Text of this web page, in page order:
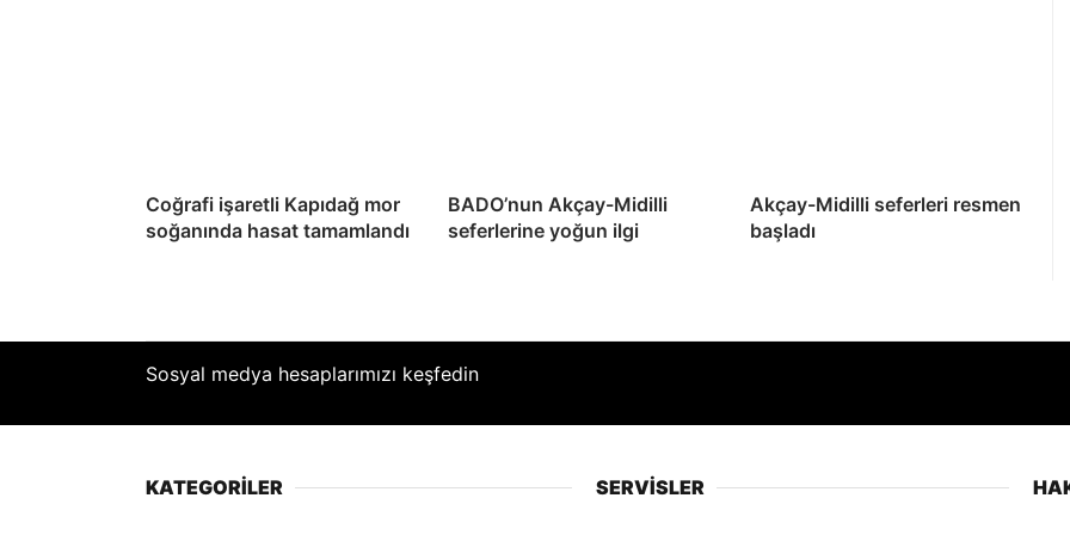
Coğrafi işaretli Kapıdağ mor
soğanında hasat tamamlandı
BADO’nun Akçay-Midilli
seferlerine yoğun ilgi
Akçay-Midilli seferleri resmen
başladı
Sosyal medya hesaplarımızı keşfedin
KATEGORİLER SERVİSLER